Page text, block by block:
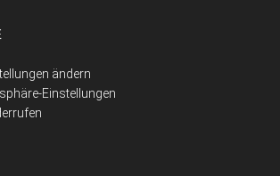
ändern
Einstellungen